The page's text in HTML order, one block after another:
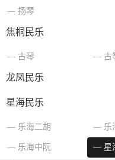
扬琴
焦桐民乐
古琴 古
龙凤民乐
星海民乐
乐海二胡 乐
乐海中阮 星